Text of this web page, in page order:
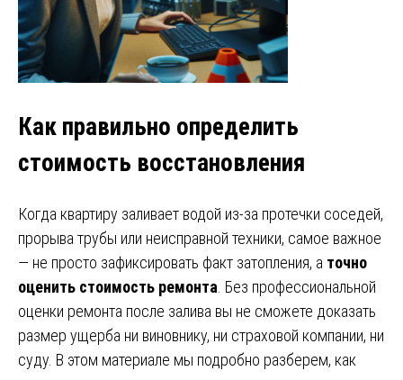
Как правильно определить
стоимость восстановления
Когда квартиру заливает водой из-за протечки соседей,
прорыва трубы или неисправной техники, самое важное
— не просто зафиксировать факт затопления, а точно
оценить стоимость ремонта . Без профессиональной
оценки ремонта после залива вы не сможете доказать
размер ущерба ни виновнику, ни страховой компании, ни
суду. В этом материале мы подробно разберем, как